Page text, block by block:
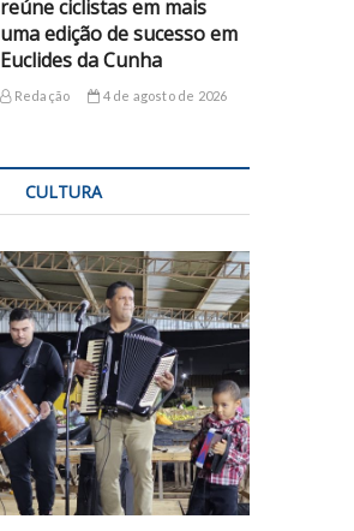
reúne ciclistas em mais
uma edição de sucesso em
Euclides da Cunha
Redação 4 de agosto de 2026
CULTURA